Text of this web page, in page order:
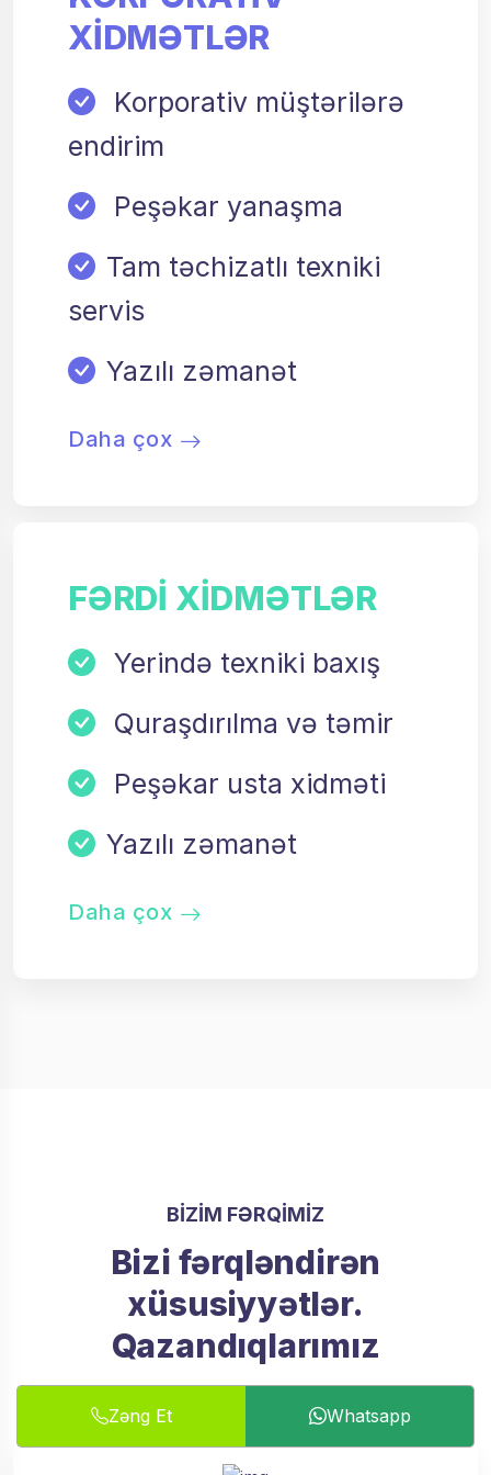
XIDMƏTLƏR
Korporativ müştərilərə
endirim
Peşəkar yanaşma
Tam təchizatlı texniki
servis
Yazılı zəmanət
Daha çox
FƏRDI XIDMƏTLƏR
Yerində texniki baxış
Quraşdırılma və təmir
Peşəkar usta xidməti
Yazılı zəmanət
Daha çox
BIZIM FƏRQIMIZ
Bizi fərqləndirən
xüsusiyyətlər.
Qazandıqlarımız
Zəng Et Whatsapp